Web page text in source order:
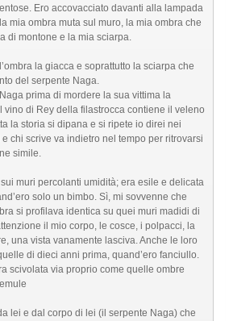
Ero accovacciato davanti alla lampada
mia ombra muta sul muro, la mia ombra che
di montone e la mia sciarpa.
la giacca e soprattutto la sciarpa che
del serpente Naga.
prima di mordere la sua vittima la
vino di Rey della filastrocca contiene il veleno
la storia si dipana e si ripete io direi nei
chi scrive va indietro nel tempo per ritrovarsi
simile.
muri percolanti umidità; era esile e delicata
solo un bimbo. Sì, mi sovvenne che
si profilava identica su quei muri madidi di
il mio corpo, le cosce, i polpacci, la
una vista vanamente lasciva. Anche le loro
di dieci anni prima, quand’ero fanciullo.
scivolata via proprio come quelle ombre
lei e dal corpo di lei (il serpente Naga) che